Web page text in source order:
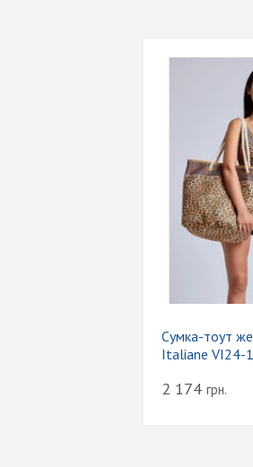
Сумка-тоут
Italiane VI24-
2 174 грн.